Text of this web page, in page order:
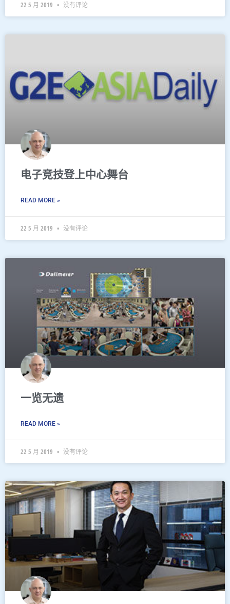
22 5 月 2019 没有评论
电子竞技登上中心舞台
READ MORE »
22 5 月 2019 没有评论
一览无遗
READ MORE »
22 5 月 2019 没有评论